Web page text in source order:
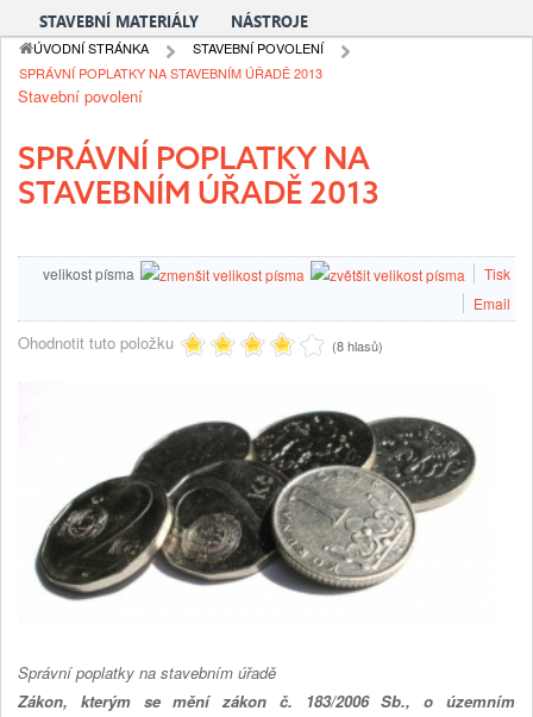
STAVEBNÍ MATERIÁLY
NÁSTROJE
ÚVODNÍ STRÁNKA
STAVEBNÍ POVOLENÍ
SPRÁVNÍ POPLATKY NA STAVEBNÍM ÚŘADĚ 2013
Stavební povolení
SPRÁVNÍ POPLATKY NA
STAVEBNÍM ÚŘADĚ 2013
velikost písma
Tisk
Email
Ohodnotit tuto položku (8 hlasů)
Správní poplatky na stavebním úřadě
Zákon, kterým se mění zákon č. 183/2006 Sb., o územním